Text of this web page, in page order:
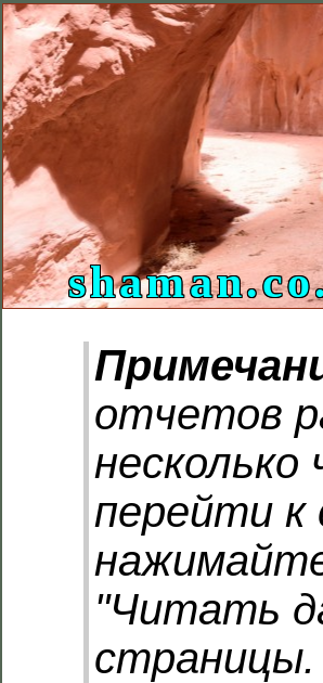
отчетов
перейти
"Читать
страницы.